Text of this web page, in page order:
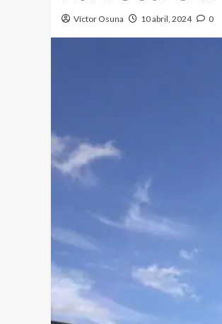
Víctor Osuna 10 abril, 2024 0